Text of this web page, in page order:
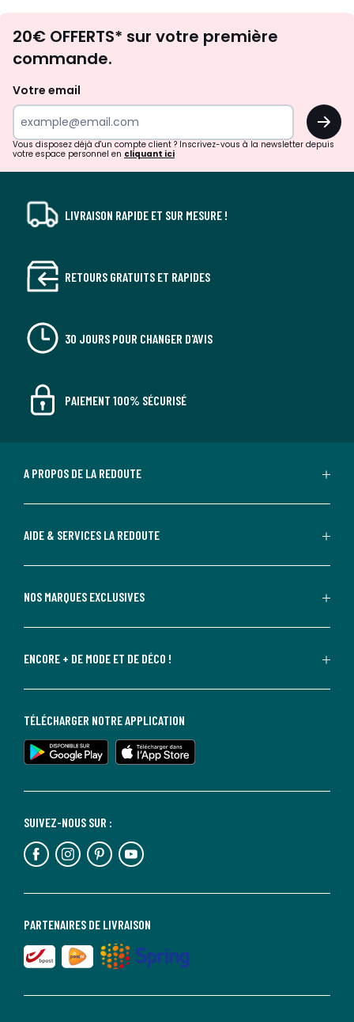
d'inspirations
surprises?
20€ OFFERTS* sur votre première
commande.
Votre email
OK
Vous disposez déjà d'un compte client ? Inscrivez-vous à la newsletter depuis
votre espace personnel en cliquant ici
LIVRAISON RAPIDE ET SUR MESURE !
RETOURS GRATUITS ET RAPIDES
30 JOURS POUR CHANGER D'AVIS
PAIEMENT 100% SÉCURISÉ
A PROPOS DE LA REDOUTE
AIDE & SERVICES LA REDOUTE
NOS MARQUES EXCLUSIVES
ENCORE + DE MODE ET DE DÉCO !
PARTENAIRES DE LIVRAISON
SUIVEZ-NOUS SUR :
TÉLÉCHARGER NOTRE APPLICATION